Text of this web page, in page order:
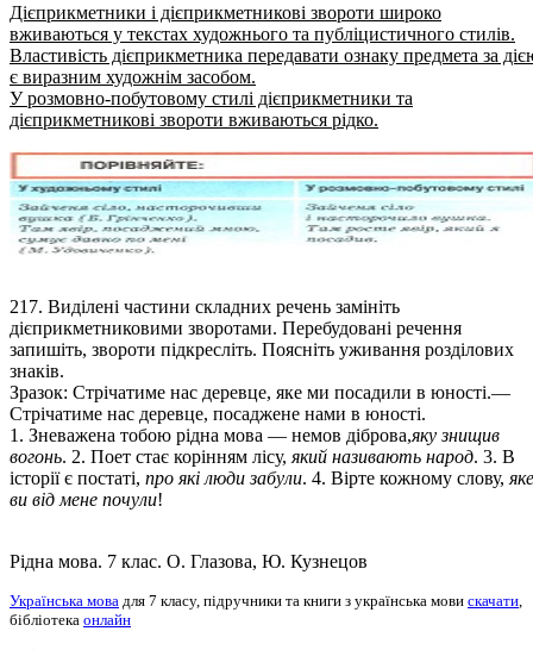
Дієприкметники і дієприкметникові звороти широко
вживаються у текстах художнього та публіцистичного стилів.
Властивість дієприкметника передавати ознаку предмета за
є виразним художнім засобом.
У розмовно-побутовому стилі дієприкметники та
дієприкметникові звороти вживаються рідко.
217. Виділені частини складних речень замініть
дієприкметниковими зворотами. Перебудовані речення
запишіть, звороти підкресліть. Поясніть уживання розділових
знаків.
Зразок: Стрічатиме нас деревце, яке ми посадили в юності.—
Стрічатиме нас деревце, посаджене нами в юності.
1. Зневажена тобою рідна мова — немов діброва,яку знищив
вогонь. 2. Поет стає корінням лісу, який називають народ. 3. В
історії є постаті, про які люди забули. 4. Вірте кожному слову, яке
ви від мене почули!
Рідна мова. 7 клас. О. Глазова, Ю. Кузнецов
Українська мова для 7 класу, підручники та книги з українська мови скачати
бібліотека онлайн